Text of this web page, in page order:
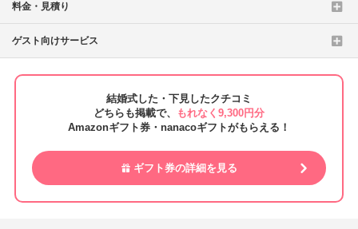
料金・見積り
ゲスト向けサービス
結婚式した・下見したクチコミ
どちらも掲載で、
もれなく9,300円分
Amazonギフト券・nanacoギフトがもらえる！
ギフト券の詳細を見る